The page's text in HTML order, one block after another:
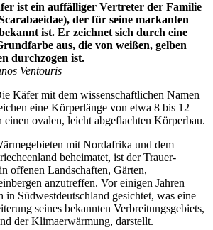
ist ein auffälliger Vertreter der Familie
der für seine markanten
ist. Er zeichnet sich durch eine
aus, die von weißen, gelben
durchzogen ist.
Ventouris
Käfer mit dem wissenschaftlichen Namen
eine Körperlänge von etwa 8 bis 12
ovalen, leicht abgeflachten Körperbau.
mit Nordafrika und dem
beheimatet, ist der Trauer-
offenen Landschaften, Gärten,
anzutreffen. Vor einigen Jahren
in Südwestdeutschland gesichtet, was eine
seines bekannten Verbreitungsgebiets,
der Klimaerwärmung, darstellt.